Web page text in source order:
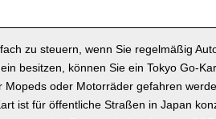
zu steuern, wenn Sie regelmäßig
besitzen, können Sie ein Tokyo Go-
oder Motorräder gefahren
ist für öffentliche Straßen in Japan